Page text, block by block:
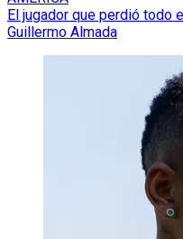
El jugador que perdió todo
Guillermo Almada